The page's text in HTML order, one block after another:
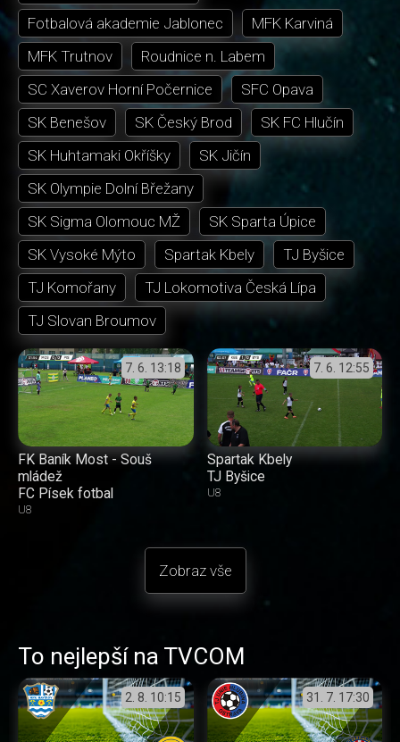
Fotbalová akademie Jablonec
MFK Karviná
MFK Trutnov
Roudnice n. Labem
SC Xaverov Horní Počernice
SFC Opava
SK Benešov
SK Český Brod
SK FC Hlučín
SK Huhtamaki Okříšky
SK Jičín
SK Olympie Dolní Břežany
SK Sigma Olomouc MŽ
SK Sparta Úpice
SK Vysoké Mýto
Spartak Kbely
TJ Byšice
TJ Komořany
TJ Lokomotiva Česká Lípa
TJ Slovan Broumov
7. 6. 13:18
FK Baník Most - Souš
mládež
FC Písek fotbal
U8
7. 6. 12:55
Spartak Kbely
TJ Byšice
U8
Zobraz vše
To nejlepší na TVCOM
2. 8. 10:15 31. 7. 17:30